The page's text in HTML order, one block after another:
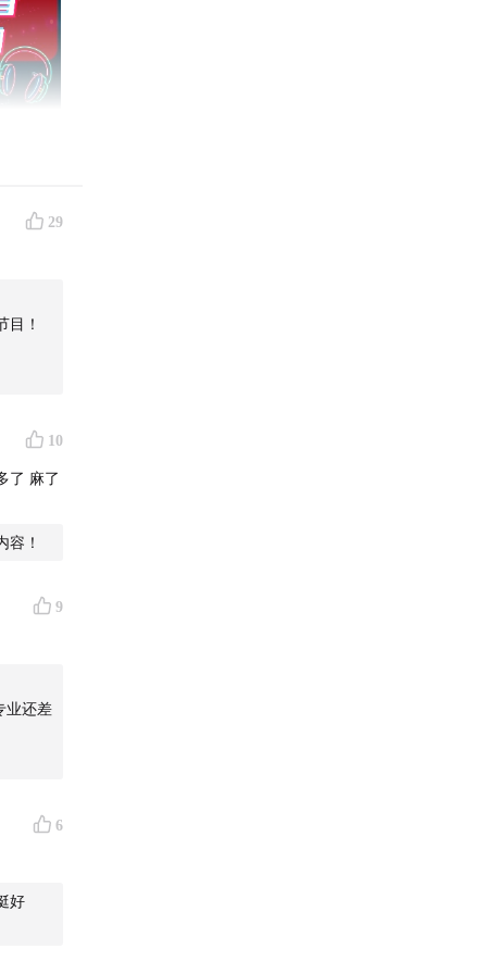
放的
，随
29
目！
10
了 麻了
容！
9
业还差
6
好